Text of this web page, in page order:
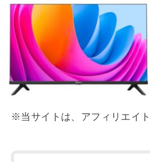
※当サイトは、アフィリエイ